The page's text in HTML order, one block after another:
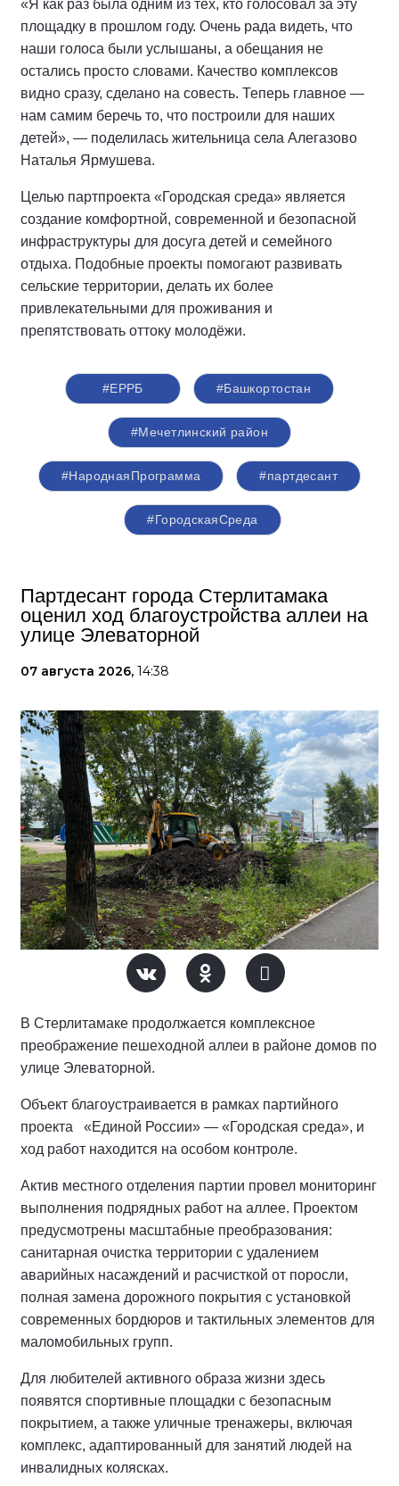
«Я как раз была одним из тех, кто голосовал за эту
площадку в прошлом году. Очень рада видеть, что
наши голоса были услышаны, а обещания не
остались просто словами. Качество комплексов
видно сразу, сделано на совесть. Теперь главное —
нам самим беречь то, что построили для наших
детей», — поделилась жительница села Алегазово
Наталья Ярмушева.
Целью партпроекта «Городская среда» является
создание комфортной, современной и безопасной
инфраструктуры для досуга детей и семейного
отдыха. Подобные проекты помогают развивать
сельские территории, делать их более
привлекательными для проживания и
препятствовать оттоку молодёжи.
#ЕРРБ #Башкортостан
#Мечетлинский район
#НароднаяПрограмма #партдесант
#ГородскаяСреда
Партдесант города Стерлитамака
оценил ход благоустройства аллеи на
улице Элеваторной
07 августа 2026, 14:38
В Стерлитамаке продолжается комплексное
преображение пешеходной аллеи в районе домов по
улице Элеваторной.
Объект благоустраивается в рамках партийного
проекта «Единой России» — «Городская среда», и
ход работ находится на особом контроле.
Актив местного отделения партии провел мониторинг
выполнения подрядных работ на аллее. Проектом
предусмотрены масштабные преобразования:
санитарная очистка территории с удалением
аварийных насаждений и расчисткой от поросли,
полная замена дорожного покрытия с установкой
современных бордюров и тактильных элементов для
маломобильных групп.
Для любителей активного образа жизни здесь
появятся спортивные площадки с безопасным
покрытием, а также уличные тренажеры, включая
комплекс, адаптированный для занятий людей на
инвалидных колясках.